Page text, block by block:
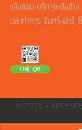
แจ้งซ่อม-บริการหลังล้าง
เวลาทำการ จันทร์-เส
LINE QR
© 2018 —